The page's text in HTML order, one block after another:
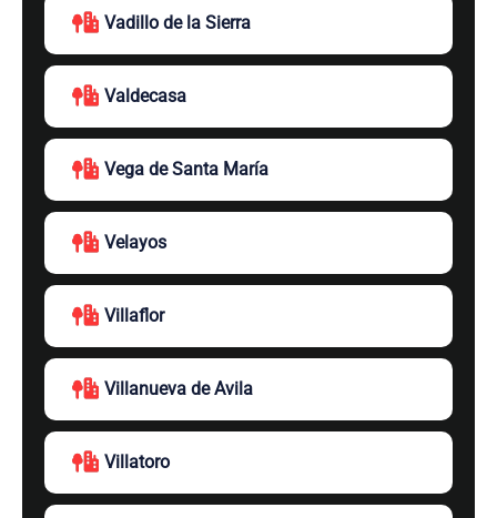
Vadillo de la Sierra
Valdecasa
Vega de Santa María
Velayos
Villaflor
Villanueva de Avila
Villatoro